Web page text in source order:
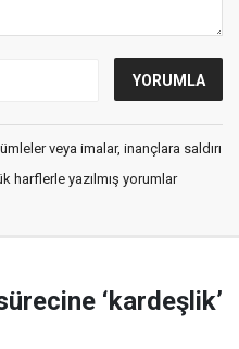
veya imalar, inançlara saldırı
harflerle yazılmış yorumlar
‘kardeşlik’